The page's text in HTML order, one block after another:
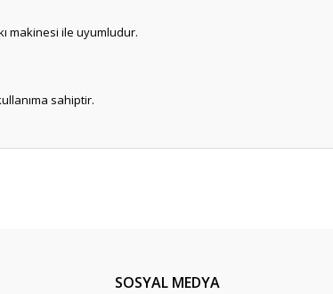
makinesi ile uyumludur.
sahiptir.
SOSYAL MEDYA